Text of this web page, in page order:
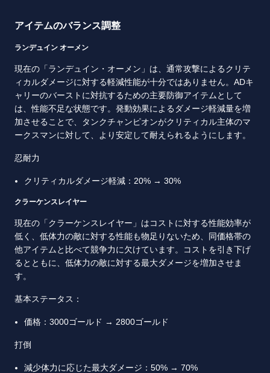
アイテムのバランス調整
ランデュイン オーメン
現在の「ランデュイン・オーメン」は、通常攻撃によるクリテ
ィカルダメージに対する軽減性能が十分ではありません。ADキ
ャリーのバーストに対抗するための主要防御アイテムとして
は、性能不足な状態です。発動効果によるダメージ軽減量を増
加させることで、タンクチャンピオンがクリティカル主体のマ
ークスマンに対して、より安定して耐えられるようにします。
忍耐力
クリティカルダメージ軽減：20% → 30%
クラーケンスレイヤー
現在の「クラーケンスレイヤー」はコストに対する性能効率が
低く、低体力の敵に対する性能も物足りないため、同価格帯の
他アイテムと比べて競争力に欠けています。コストを引き下げ
るとともに、低体力の敵に対する最大ダメージを増加させま
す。
基本ステータス：
価格：3000ゴールド → 2800ゴールド
打倒
減少体力に応じた最大ダメージ：50% → 70%